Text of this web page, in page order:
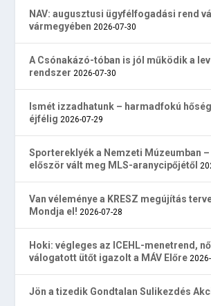
NAV: augusztusi ügyfélfogadási rend
vármegyében 2026-07-30
A Csónakázó-tóban is jól működik a
rendszer 2026-07-30
Ismét izzadhatunk – harmadfokú
éjfélig 2026-07-29
Sportereklyék a Nemzeti Múzeumban
először vált meg MLS-aranycipőjétől
Van véleménye a KRESZ megújítás
Mondja el! 2026-07-28
Hoki: végleges az ICEHL-menetrend,
válogatott ütőt igazolt a MÁV Előre
Jön a tizedik Gondtalan Sulikezdés